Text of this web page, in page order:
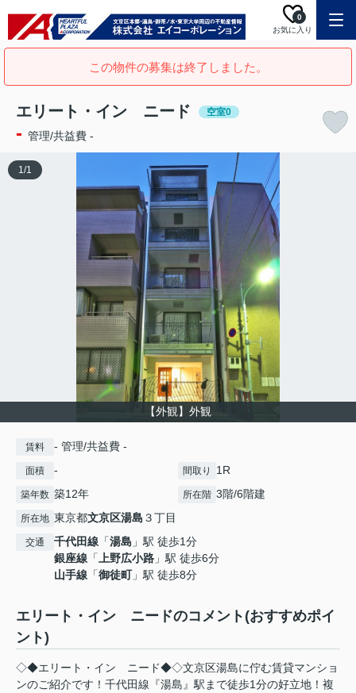
お気に入り
0
この物件の募集は終了しました。
エリート・イン ニード 空室0
- 管理/共益費 -
【外観】外観
1/1
賃料 - 管理/共益費 -
面積 - 間取り 1R
築年数 築12年 所在階 3階/6階建
所在地 東京都文京区湯島 ３丁目
交通 千代田線 「湯島 」駅 徒歩1分
銀座線 「上野広小路 」駅 徒歩6分
山手線 「御徒町」駅 徒歩8分
エリート・イン ニードのコメント(おすすめポイ
ント)
◇◆エリート・イン ニード◆◇文京区湯島に佇む賃貸マンショ
ンのご紹介です！千代田線『湯島』駅まで徒歩1分の好立地！複